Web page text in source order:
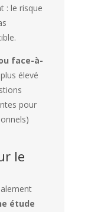
: le risque
face-à-
élevé
pour
le
étude